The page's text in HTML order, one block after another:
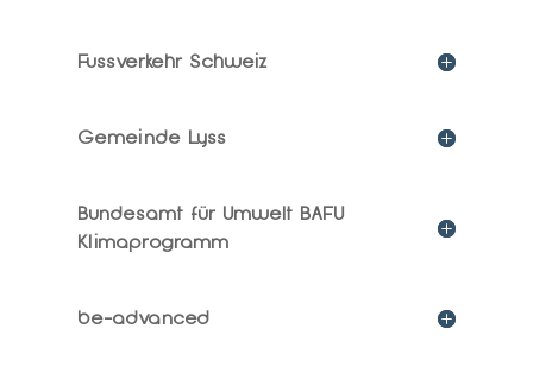
Fussverkehr Schweiz
Gemeinde Lyss
Bundesamt für Umwelt BAFU
Klimaprogramm
be-advanced